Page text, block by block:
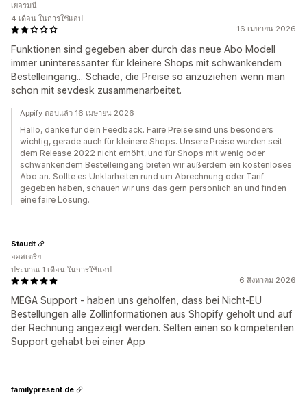
16 เมษายน 2026
Funktionen sind gegeben aber durch das neue Abo Modell
immer uninteressanter für kleinere Shops mit schwankendem
Bestelleingang... Schade, die Preise so anzuziehen wenn man
schon mit sevdesk zusammenarbeitet.
เยอรมนี
4 เดือน ในการใช้แอป
Appify ตอบแล้ว 16 เมษายน 2026
Hallo, danke für dein Feedback. Faire Preise sind uns besonders
wichtig, gerade auch für kleinere Shops. Unsere Preise wurden seit
dem Release 2022 nicht erhöht, und für Shops mit wenig oder
schwankendem Bestelleingang bieten wir außerdem ein kostenloses
Abo an. Sollte es Unklarheiten rund um Abrechnung oder Tarif
gegeben haben, schauen wir uns das gern persönlich an und finden
eine faire Lösung.
6 สิงหาคม 2026
MEGA Support - haben uns geholfen, dass bei Nicht-EU
Bestellungen alle Zollinformationen aus Shopify geholt und auf
der Rechnung angezeigt werden. Selten einen so kompetenten
Support gehabt bei einer App
Staudt
ออสเตรีย
ประมาณ 1 เดือน ในการใช้แอป
familypresent.de